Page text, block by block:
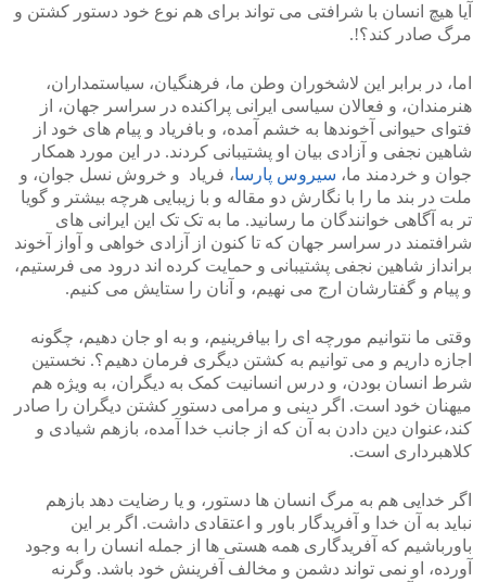
آیا هیچ انسان با شرافتی می تواند برای هم نوع خود دستور کشتن و
مرگ صادر کند؟!.
اما، در برابر این لاشخوران وطن ما، فرهنگیان، سیاستمداران،
هنرمندان، و فعالان سیاسی ایرانی پراکنده در سراسر جهان، از
فتوای حیوانی آخوندها به خشم آمده، و بافریاد و پیام های خود از
شاهین نجفی و آزادی بیان او پشتیبانی کردند. در این مورد همکار
جوان و خردمند ما، سیروس پارسا، فریاد و خروش نسل جوان، و
ملت در بند ما را با نگارش دو مقاله و با زیبایی هرچه بیشتر و گویا
تر به آگاهی خوانندگان ما رسانید. ما به تک تک این ایرانی های
شرافتمند در سراسر جهان که تا کنون از آزادی خواهی و آواز آخوند
برانداز شاهین نجفی پشتیبانی و حمایت کرده اند درود می فرستیم،
و پیام و گفتارشان ارج می نهیم، و آنان را ستایش می کنیم.
وقتی ما نتوانیم مورچه ای را بیافرینیم، و به او جان دهیم، چگونه
اجازه داریم و می توانیم به کشتن دیگری فرمان دهیم؟. نخستین
شرط انسان بودن، و درس انسانیت کمک به دیگران، به ویژه هم
میهنان خود است. اگر دینی و مرامی دستور کشتن دیگران را صادر
کند،عنوان دین دادن به آن که از جانب خدا آمده، بازهم شیادی و
کلاهبرداری است.
اگر خدایی هم به مرگ انسان ها دستور، و یا رضایت دهد بازهم
نباید به آن خدا و آفریدگار باور و اعتقادی داشت. اگر بر این
باورباشیم که آفریدگاری همه هستی ها از جمله انسان را به وجود
آورده، او نمی تواند دشمن و مخالف آفرینش خود باشد. وگرنه